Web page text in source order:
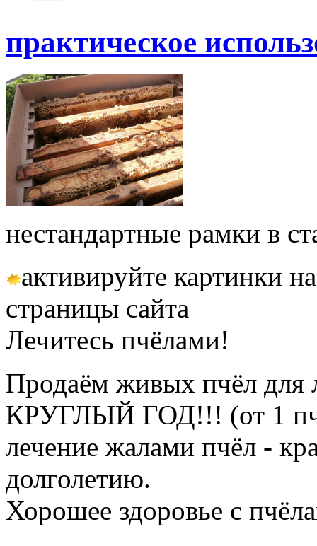
практическое
нестандартные рамки в
активируйте картинки
страницы сайта
Лечитесь пчёлами!
Продаём живых пчёл для
КРУГЛЫЙ ГОД!!! (от 1
лечение жалами пчёл -
долголетию.
Хорошее здоровье с